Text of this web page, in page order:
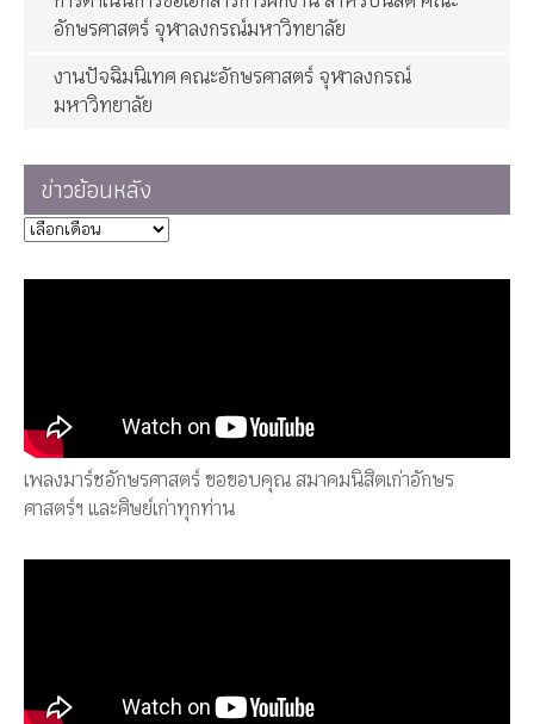
อักษรศาสตร์ จุฬาลงกรณ์มหาวิทยาลัย
งานปัจฉิมนิเทศ คณะอักษรศาสตร์ จุฬาลงกรณ์
มหาวิทยาลัย
ข่าวย้อนหลัง
เพลงมาร์ชอักษรศาสตร์ ขอขอบคุณ สมาคมนิสิตเก่าอักษร
ศาสตร์ฯ และศิษย์เก่าทุกท่าน